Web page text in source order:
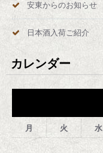
り
安東からのお知らせ
日本酒入荷ご紹介
カレンダー
月 火 水